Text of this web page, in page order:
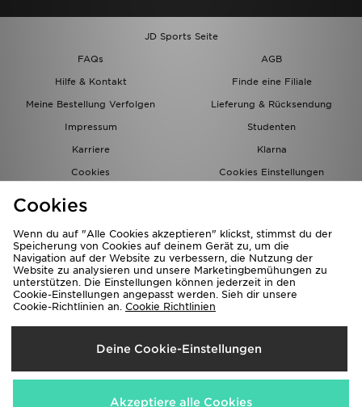
JD Sports Seite
FAQs
AGB
Hilfe & Kontakt
Finde eine Filiale
Meine Bestellung Verfolgen
Lieferung & Rücksendung
Impressum
Studenten
Karriere
Klarna
Cookies
Cookies Einstellungen
Lieferung Nach
Deutschland
Wir akzeptieren folgende Zahlungsmethoden
Cookies
Wenn du auf "Alle Cookies akzeptieren" klickst, stimmst du der
Speicherung von Cookies auf deinem Gerät zu, um die
Navigation auf der Website zu verbessern, die Nutzung der
Website zu analysieren und unsere Marketingbemühungen zu
unterstützen. Die Einstellungen können jederzeit in den
Cookie-Einstellungen angepasst werden. Sieh dir unsere
Cookie-Richtlinien an. Cookie Richtlinien
Deine Cookie-Einstellungen
Akzeptiere alle Cookies